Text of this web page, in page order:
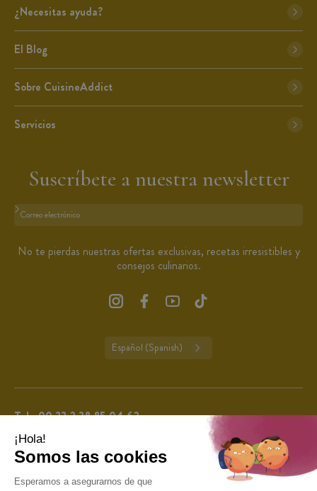
¿Necesitas ayuda?
El Blog
Sobre CuisineAddict
Servicios
Suscríbete a nuestra newsletter
Formato: dirección@email.com
No te pierdas nuestras ofertas exclusivas, recetas irresistibles y
consejos culinarios.
Español (Spanish)
Tel.:00 33 2 38 85 04 62
De lunes a viernes de 9:00 a 13:00 y de 14:00 a 16:00 (excepto días festivos en
Francia).
CuisineAddict tiene una calificación de 4,7 sobre 5